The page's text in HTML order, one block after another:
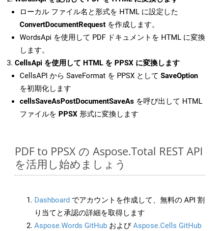
ローカル ファイル名と形式を HTML に設定した
ConvertDocumentRequest を作成します。
WordsApi を使用して PDF ドキュメントを HTML に変換
します。
CellsApi を使用して HTML を PPSX に変換します
CellsAPI から SaveFormat を PPSX として SaveOption
を初期化します
cellsSaveAsPostDocumentSaveAs を呼び出して HTML
ファイルを PPSX 形式に変換します
PDF to PPSX の Aspose.Total REST API
を活用し始めましょう
Dashboard でアカウントを作成して、無料の API 割
り当てと承認の詳細を取得します
Aspose.Words GitHub およびAspose.Cells GitHub